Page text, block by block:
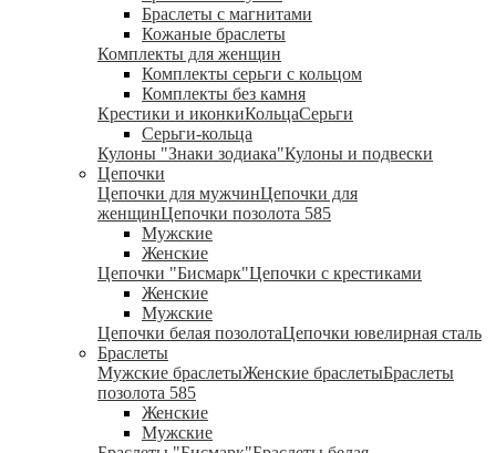
Браслеты с магнитами
Кожаные браслеты
Комплекты для женщин
Комплекты серьги с кольцом
Комплекты без камня
Крестики и иконкиКольцаСерьги
Серьги-кольца
Кулоны "Знаки зодиака"Кулоны и подвески
Цепочки
Цепочки для мужчинЦепочки для
женщинЦепочки позолота 585
Мужские
Женские
Цепочки "Бисмарк"Цепочки с крестиками
Женские
Мужские
Цепочки белая позолотаЦепочки ювелирная сталь
Браслеты
Мужские браслетыЖенские браслетыБраслеты
позолота 585
Женские
Мужские